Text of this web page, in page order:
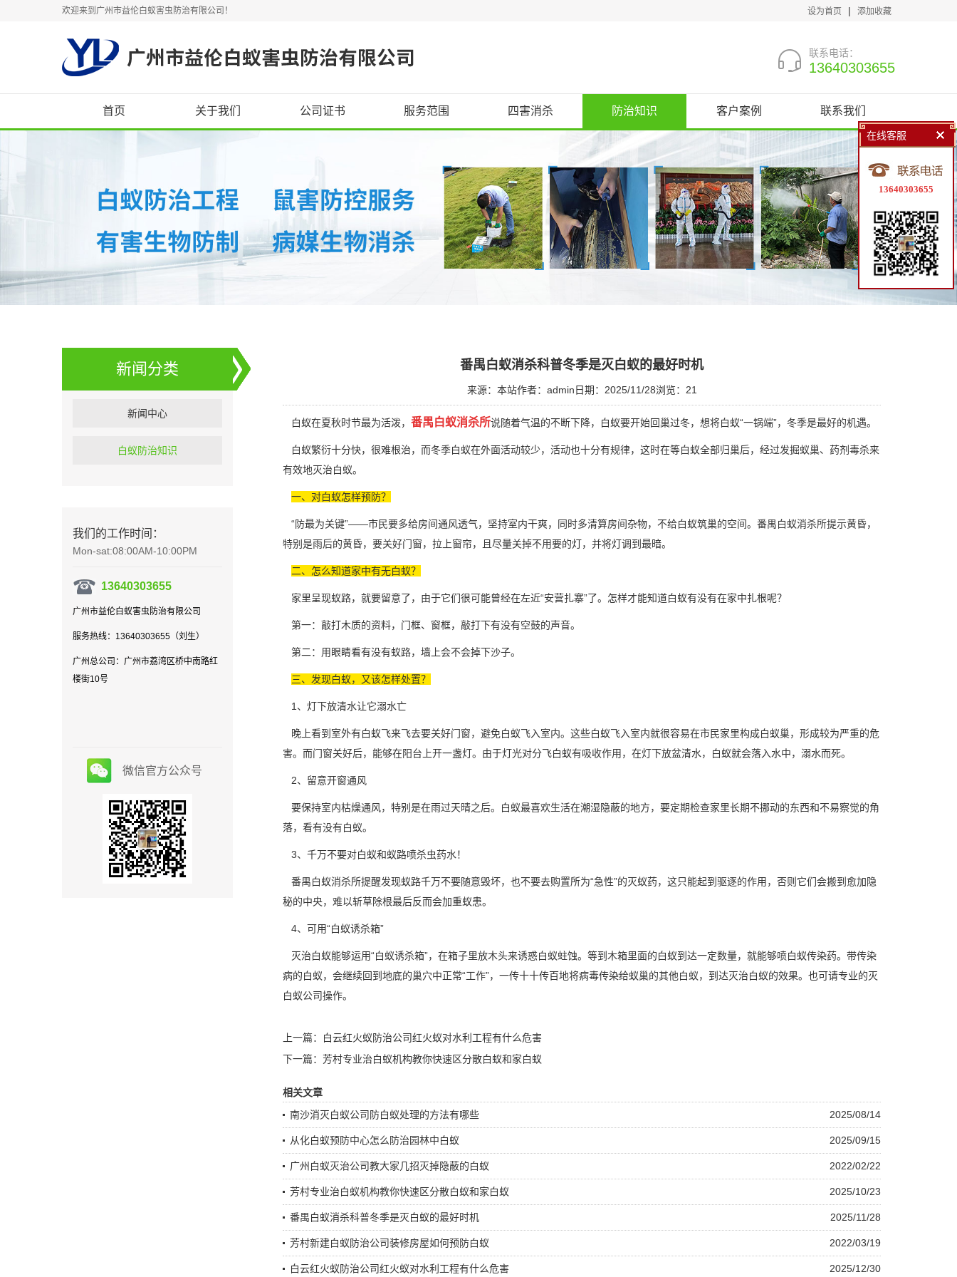
欢迎来到广州市益伦白蚁害虫防治有限公司！ 设为首页 | 添加收藏
联系电话：
13640303655
首页 关于我们 公司证书 服务范围 四害消杀 防治知识 客户案例 联系我们
新闻分类
新闻中心
白蚁防治知识
我们的工作时间：
Mon-sat:08:00AM-10:00PM
13640303655
广州市益伦白蚁害虫防治有限公司
服务热线：13640303655（刘生）
广州总公司：广州市荔湾区桥中南路红
楼街10号
微信官方公众号
番禺白蚁消杀科普冬季是灭白蚁的最好时机
来源：本站作者：admin 日期：2025/11/28浏览： 21
白蚁在夏秋时节最为活泼， 番禺白蚁消杀所说随着气温的不断下降，白蚁要开始回巢过冬，想将白蚁“一锅端”，冬季是最好的机遇。
白蚁繁衍十分快，很难根治，而冬季白蚁在外面活动较少，活动也十分有规律，这时在等白蚁全部归巢后，经过发掘蚁巢、药剂毒杀来
有效地灭治白蚁。
一、对白蚁怎样预防？
“防最为关键”——市民要多给房间通风透气，坚持室内干爽，同时多清算房间杂物，不给白蚁筑巢的空间。番禺白蚁消杀所提示黄昏，
特别是雨后的黄昏，要关好门窗，拉上窗帘，且尽量关掉不用要的灯，并将灯调到最暗。
二、怎么知道家中有无白蚁？
家里呈现蚁路，就要留意了，由于它们很可能曾经在左近“安营扎寨”了。怎样才能知道白蚁有没有在家中扎根呢？
第一：敲打木质的资料，门框、窗框，敲打下有没有空鼓的声音。
第二：用眼睛看有没有蚁路，墙上会不会掉下沙子。
三、发现白蚁，又该怎样处置？
1、灯下放清水让它溺水亡
晚上看到室外有白蚁飞来飞去要关好门窗，避免白蚁飞入室内。这些白蚁飞入室内就很容易在市民家里构成白蚁巢，形成较为严重的危
害。而门窗关好后，能够在阳台上开一盏灯。由于灯光对分飞白蚁有吸收作用，在灯下放盆清水，白蚁就会落入水中，溺水而死。
2、留意开窗通风
要保持室内枯燥通风，特别是在雨过天晴之后。白蚁最喜欢生活在潮湿隐蔽的地方，要定期检查家里长期不挪动的东西和不易察觉的角
落，看有没有白蚁。
3、千万不要对白蚁和蚁路喷杀虫药水！
番禺白蚁消杀所提醒发现蚁路千万不要随意毁坏，也不要去购置所为“急性”的灭蚁药，这只能起到驱逐的作用，否则它们会搬到愈加隐
秘的中央，难以斩草除根最后反而会加重蚁患。
4、可用“白蚁诱杀箱”
灭治白蚁能够运用“白蚁诱杀箱”，在箱子里放木头来诱惑白蚁蛀蚀。等到木箱里面的白蚁到达一定数量，就能够喷白蚁传染药。带传染
病的白蚁，会继续回到地底的巢穴中正常“工作”，一传十十传百地将病毒传染给蚁巢的其他白蚁，到达灭治白蚁的效果。也可请专业的灭
白蚁公司操作。
上一篇：
白云红火蚁防治公司红火蚁对水利工程有什么危害
下一篇： 芳村专业治白蚁机构教你快速区分散白蚁和家白蚁
相关文章
2025/08/14
南沙消灭白蚁公司防白蚁处理的方法有哪些
2025/09/15
从化白蚁预防中心怎么防治园林中白蚁
2022/02/22
广州白蚁灭治公司教大家几招灭掉隐蔽的白蚁
2025/10/23
芳村专业治白蚁机构教你快速区分散白蚁和家白蚁
2025/11/28
番禺白蚁消杀科普冬季是灭白蚁的最好时机
2022/03/19
芳村新建白蚁防治公司装修房屋如何预防白蚁
2025/12/30
白云红火蚁防治公司红火蚁对水利工程有什么危害
在线客服
13640303655